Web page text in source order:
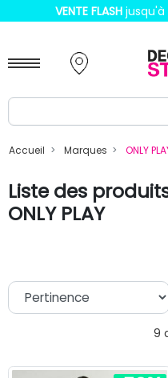
VENTE FLASH jusqu'à
Accueil Marques ONLY
Liste des
ONLY PLAY
9